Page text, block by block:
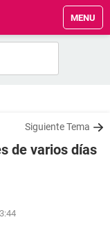
MENU
Siguiente Tema
de varios días